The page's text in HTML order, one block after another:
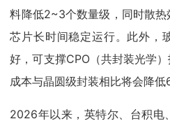
料降低2~3个数量级，同时散
芯片长时间稳定运行。此外，
好，可支撑CPO（共封装光学
成本与晶圆级封装相比将会降低
2026年以来，英特尔、台积电